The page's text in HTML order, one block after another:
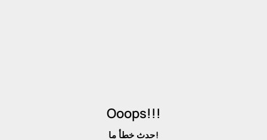
Ooops!!!
حدث خطأ ما!